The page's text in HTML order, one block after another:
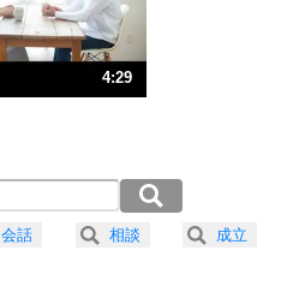
かなるもの。
の方法
は、怒りを優しさで表現する。
4:29
秒）
）
）
会話 相談 成立